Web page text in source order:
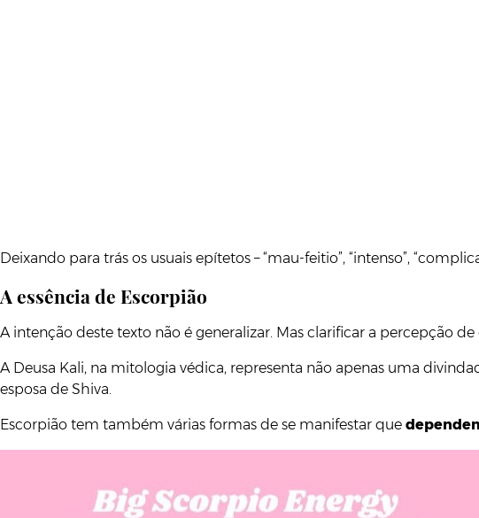
Deixando para trás os usuais epítetos – “mau-feitio”, “intenso”,
A essência de Escorpião
A intenção deste texto não é generalizar. Mas clarificar a percepção
A Deusa Kali, na mitologia védica, representa não apenas uma
esposa de Shiva.
Escorpião tem também várias formas de se manifestar que